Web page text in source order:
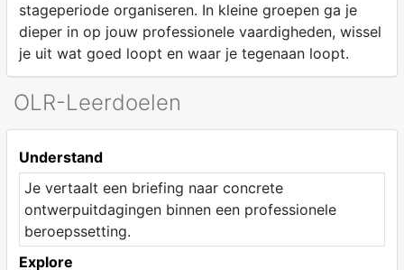
stageperiode organiseren. In kleine groepen ga je
dieper in op jouw professionele vaardigheden, wissel
je uit wat goed loopt en waar je tegenaan loopt.
OLR-Leerdoelen
Understand
Je vertaalt een briefing naar concrete
ontwerpuitdagingen binnen een professionele
beroepssetting.
Explore